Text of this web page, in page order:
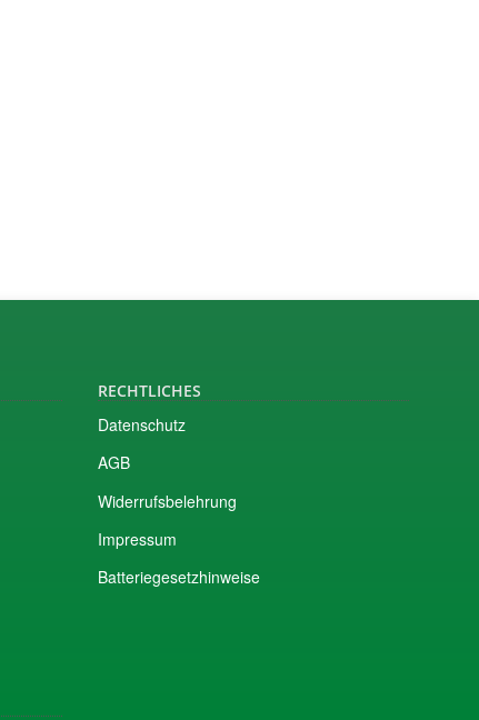
RECHTLICHES
Datenschutz
AGB
Widerrufsbelehrung
Impressum
Batteriegesetzhinweise